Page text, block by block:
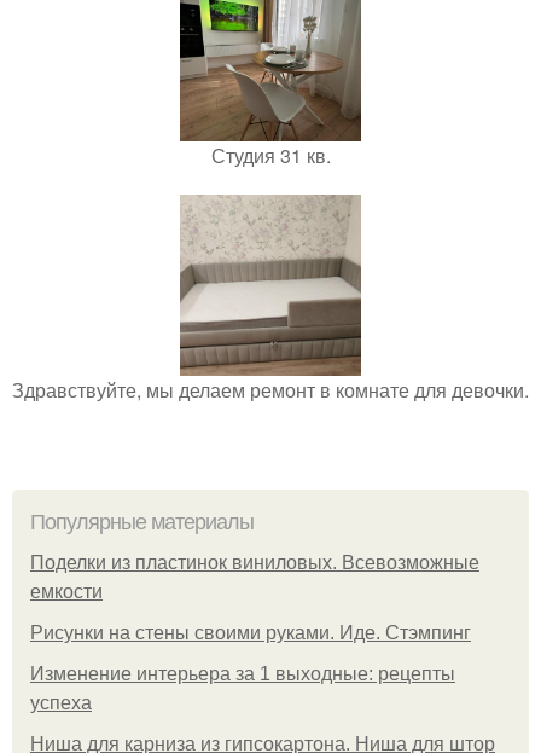
Студия 31 кв.
Здравствуйте, мы делаем ремонт в комнате для девочки.
Популярные материалы
Поделки из пластинок виниловых. Всевозможные
емкости
Рисунки на стены своими руками. Иде. Стэмпинг
Изменение интерьера за 1 выходные: рецепты
успеха
Ниша для карниза из гипсокартона. Ниша для штор